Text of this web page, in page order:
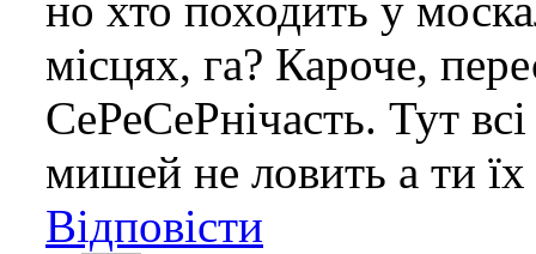
но хто походить у
місцях, га? Кароче,
СеРеСеРнічасть. Тут
мишей не ловить а ти
Відповісти